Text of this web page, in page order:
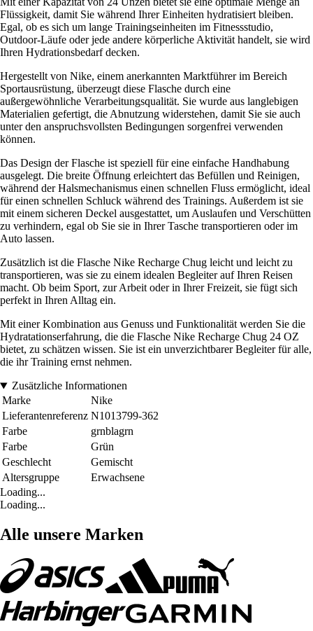
Flüssigkeit, damit Sie während Ihrer Einheiten hydratisiert bleiben.
Egal, ob es sich um lange Trainingseinheiten im Fitnessstudio,
Outdoor-Läufe oder jede andere körperliche Aktivität handelt, sie wird
Ihren Hydrationsbedarf decken.
Hergestellt von Nike, einem anerkannten Marktführer im Bereich
Sportausrüstung, überzeugt diese Flasche durch eine
außergewöhnliche Verarbeitungsqualität. Sie wurde aus langlebigen
Materialien gefertigt, die Abnutzung widerstehen, damit Sie sie auch
unter den anspruchsvollsten Bedingungen sorgenfrei verwenden
können.
Das Design der Flasche ist speziell für eine einfache Handhabung
ausgelegt. Die breite Öffnung erleichtert das Befüllen und Reinigen,
während der Halsmechanismus einen schnellen Fluss ermöglicht, ideal
für einen schnellen Schluck während des Trainings. Außerdem ist sie
mit einem sicheren Deckel ausgestattet, um Auslaufen und Verschütten
zu verhindern, egal ob Sie sie in Ihrer Tasche transportieren oder im
Auto lassen.
Zusätzlich ist die Flasche Nike Recharge Chug leicht und leicht zu
transportieren, was sie zu einem idealen Begleiter auf Ihren Reisen
macht. Ob beim Sport, zur Arbeit oder in Ihrer Freizeit, sie fügt sich
perfekt in Ihren Alltag ein.
Mit einer Kombination aus Genuss und Funktionalität werden Sie die
Hydratationserfahrung, die die Flasche Nike Recharge Chug 24 OZ
bietet, zu schätzen wissen. Sie ist ein unverzichtbarer Begleiter für alle,
die ihr Training ernst nehmen.
Zusätzliche Informationen
Marke
Nike
Lieferantenreferenz N1013799-362
Farbe
grnblagrn
Farbe
Grün
Geschlecht
Gemischt
Altersgruppe
Erwachsene
Loading...
Loading...
Alle unsere Marken